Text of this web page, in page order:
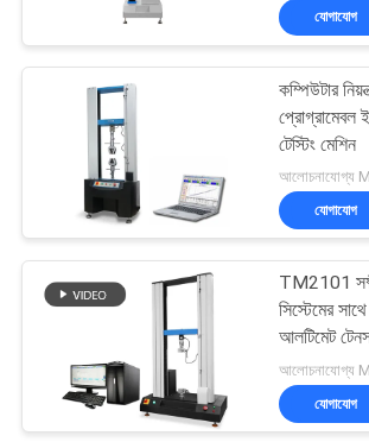
এক্সিলারেটেড এজিং
আইপি টেস্ট যন্ত্রপাতি
যোগাযোগ
কম্পিউটার
প্রোগ্রামেবল
টেস্টিং মেশিন
আলোচনাযোগ্য
যোগাযোগ
TM2101
সিস্টেমের
আলটিমেট
আলোচনাযোগ্য
যোগাযোগ